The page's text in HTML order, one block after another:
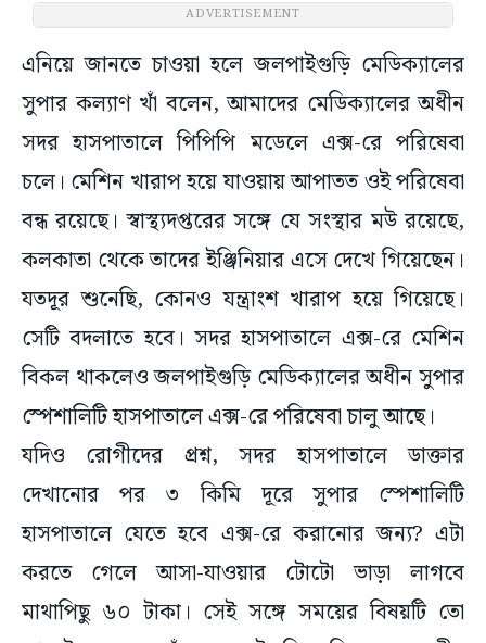
ADVERTISEMENT
এনিয়ে জানতে চাওয়া হলে জলপাইগুড়ি মেডিক্যালের
সুপার কল্যাণ খাঁ বলেন, আমাদের মেডিক্যালের অধীন
সদর হাসপাতালে পিপিপি মডেলে এক্স-রে পরিষেবা
চলে। মেশিন খারাপ হয়ে যাওয়ায় আপাতত ওই পরিষেবা
বন্ধ রয়েছে। স্বাস্থ্যদপ্তরের সঙ্গে যে সংস্থার মউ রয়েছে,
কলকাতা থেকে তাদের ইঞ্জিনিয়ার এসে দেখে গিয়েছেন।
যতদূর শুনেছি, কোনও যন্ত্রাংশ খারাপ হয়ে গিয়েছে।
সেটি বদলাতে হবে। সদর হাসপাতালে এক্স-রে মেশিন
বিকল থাকলেও জলপাইগুড়ি মেডিক্যালের অধীন সুপার
স্পেশালিটি হাসপাতালে এক্স-রে পরিষেবা চালু আছে।
যদিও রোগীদের প্রশ্ন, সদর হাসপাতালে ডাক্তার
দেখানোর পর ৩ কিমি দূরে সুপার স্পেশালিটি
হাসপাতালে যেতে হবে এক্স-রে করানোর জন্য? এটা
করতে গেলে আসা-যাওয়ার টোটো ভাড়া লাগবে
মাথাপিছু ৬০ টাকা। সেই সঙ্গে সময়ের বিষয়টি তো